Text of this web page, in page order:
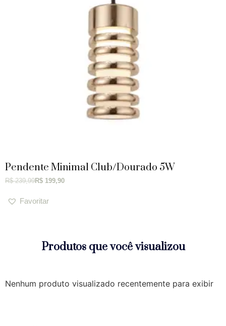
Pendente Minimal Club/Dourado 5W
R$239,99 R$ 199,90
Favoritar
Produtos que você visualizou
Nenhum produto visualizado recentemente para exibir